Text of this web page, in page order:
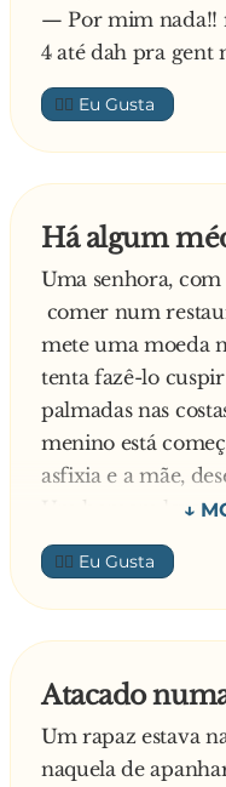
— Por mim nada!!
4 até dah pra gent
👍🏼
Há algum
Uma senhora, com
comer num
mete uma moeda
tenta fazê-lo
palmadas nas
menino está
asfixia e a mãe,
Um homem
com
palavra, baixa as
seus pequenos
puxa para baixo
cospe a moeda. O
facilidade com
sua mesa sem
👍🏼
Atacado
Um rapaz estava
naquela de